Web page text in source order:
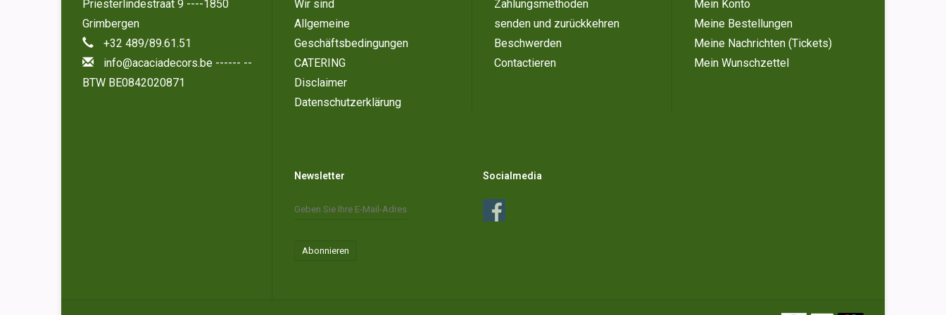
Priesterlindestraat 9 ----1850
Grimbergen
+32 489/89.61.51
info@acaciadecors.be ------ --
BTW BE0842020871
Wir sind
Allgemeine
Geschäftsbedingungen
CATERING
Disclaimer
Datenschutzerklärung
Zahlungsmethoden
senden und zurückkehren
Beschwerden
Contactieren
Mein Konto
Meine Bestellungen
Meine Nachrichten (Tickets)
Mein Wunschzettel
Newsletter
Abonnieren
Socialmedia